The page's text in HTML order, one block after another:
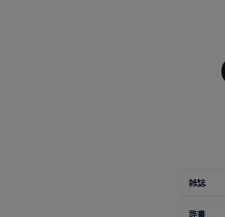
雑誌
辞書